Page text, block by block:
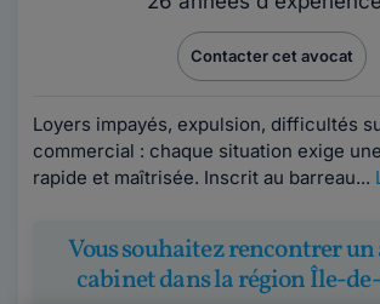
Contacter cet avocat
Loyers impayés, expulsion, difficultés
commercial : chaque situation exige
rapide et maîtrisée. Inscrit au barreau...
Vous souhaitez rencontrer un
cabinet dans la région Île-